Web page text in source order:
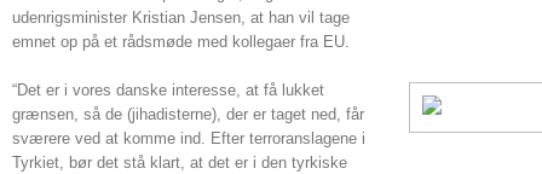
udenrigsminister Kristian Jensen, at han vil tage
emnet op på et rådsmøde med kollegaer fra EU.
“Det er i vores danske interesse, at få lukket
grænsen, så de (jihadisterne), der er taget ned, får
sværere ved at komme ind. Efter terroranslagene i
Tyrkiet, bør det stå klart, at det er i den tyrkiske